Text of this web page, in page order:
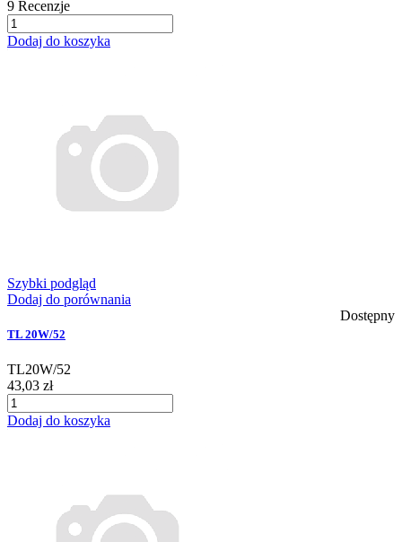
9 Recenzje
Dodaj do koszyka
Szybki podgląd
Dodaj do porównania
Dostępny
TL 20W/52
TL20W/52
43,03 zł
Dodaj do koszyka